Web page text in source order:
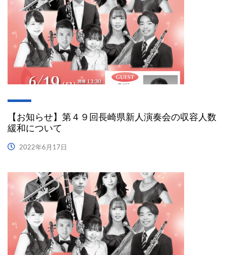
【お知らせ】第４９回長崎県新人演奏会の収容人数
緩和について
2022年6月17日